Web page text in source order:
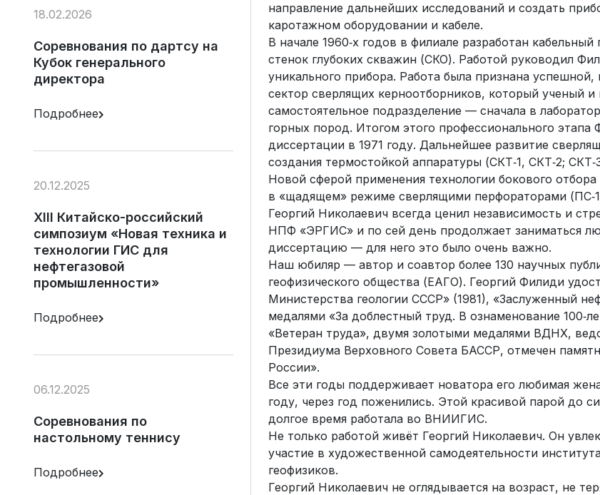
18.02.2026
Соревнования по дартсу на
Кубок генерального
директора
Подробнее
20.12.2025
XIII Китайско-российский
симпозиум «Новая техника и
технологии ГИС для
нефтегазовой
промышленности»
Подробнее
06.12.2025
Соревнования по
настольному теннису
Подробнее
направление дальнейших исследований и создать
каротажном оборудовании и кабеле.
В начале 1960‑х годов в филиале разработан
стенок глубоких скважин (СКО). Работой руководил
уникального прибора. Работа была признана
сектор сверлящих керноотборников, который ученый и
самостоятельное подразделение — сначала в
горных пород. Итогом этого профессионального
диссертации в 1971 году. Дальнейшее развитие
создания термостойкой аппаратуры (СКТ‑1, СКТ‑2;
Новой сферой применения технологии бокового
в «щадящем» режиме сверлящими перфораторами
Георгий Николаевич всегда ценил независимость и
НПФ «ЭРГИС» и по сей день продолжает заниматься
диссертацию — для него это было очень важно.
Наш юбиляр — автор и соавтор более 130 научных
геофизического общества (ЕАГО). Георгий Филиди
Министерства геологии СССР» (1981), «Заслуженный
медалями «За доблестный труд. В ознаменование
«Ветеран труда», двумя золотыми медалями ВДНХ,
Президиума Верховного Совета БАССР, отмечен
России».
Все эти годы поддерживает новатора его любимая
году, через год поженились. Этой красивой парой до
долгое время работала во ВНИИГИС.
Не только работой живёт Георгий Николаевич. Он
участие в художественной самодеятельности
геофизиков.
Георгий Николаевич не оглядывается на возраст, не